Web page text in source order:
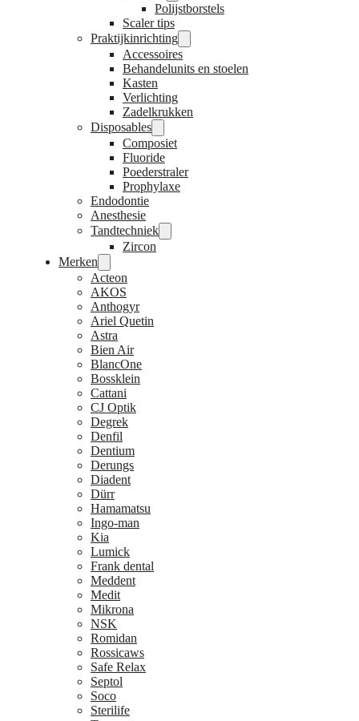
Polijstborstels
Scaler tips
Praktijkinrichting
Accessoires
Behandelunits en stoelen
Kasten
Verlichting
Zadelkrukken
Disposables
Composiet
Fluoride
Poederstraler
Prophylaxe
Endodontie
Anesthesie
Tandtechniek
Zircon
Merken
Acteon
AKOS
Anthogyr
Ariel Quetin
Astra
Bien Air
BlancOne
Bossklein
Cattani
CJ Optik
Degrek
Denfil
Dentium
Derungs
Diadent
Dürr
Hamamatsu
Ingo-man
Kia
Lumick
Frank dental
Meddent
Medit
Mikrona
NSK
Romidan
Rossicaws
Safe Relax
Septol
Soco
Sterilife